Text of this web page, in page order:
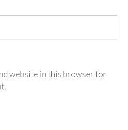
website in this browser for